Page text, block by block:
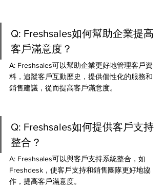
Q: Freshsales如何幫助企業提高
客戶滿意度？
A: Freshsales可以幫助企業更好地管理客戶資
料，追蹤客戶互動歷史，提供個性化的服務和
銷售建議，從而提高客戶滿意度。
Q: Freshsales如何提供客戶支持
整合？
A: Freshsales可以與客戶支持系統整合，如
Freshdesk，使客戶支持和銷售團隊更好地協
作，提高客戶滿意度。